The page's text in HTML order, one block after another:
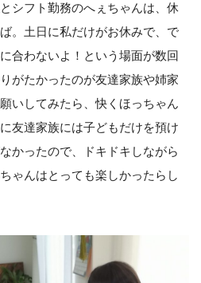
シフト勤務のへぇちゃんは、休
。土日に私だけがお休みで、で
合わないよ！という場面が数回
がたかったのが友達家族や姉家
いしてみたら、快くほっちゃん
友達家族には子どもだけを預け
かったので、ドキドキしながら
ゃんはとっても楽しかったらし